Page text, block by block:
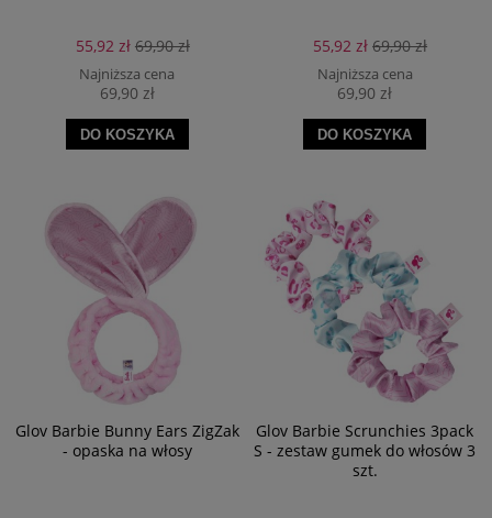
55,92 zł 69,90 zł
Najniższa cena
69,90 zł
DO KOSZYKA
55,92 zł 69,90 zł
Najniższa cena
69,90 zł
DO KOSZYKA
Glov Barbie Bunny Ears ZigZak
- opaska na włosy
Glov Barbie Scrunchies 3pack
S - zestaw gumek do włosów 3
szt.